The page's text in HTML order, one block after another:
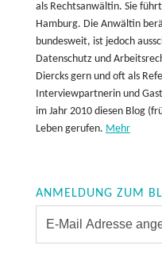
als Rechtsanwältin. Sie
Hamburg. Die Anwältin
bundesweit, ist jedoch
Datenschutz und
Diercks gern und oft als
Interviewpartnerin und
im Jahr 2010 diesen Blog
Leben gerufen. Mehr
ANMELDUNG ZUM